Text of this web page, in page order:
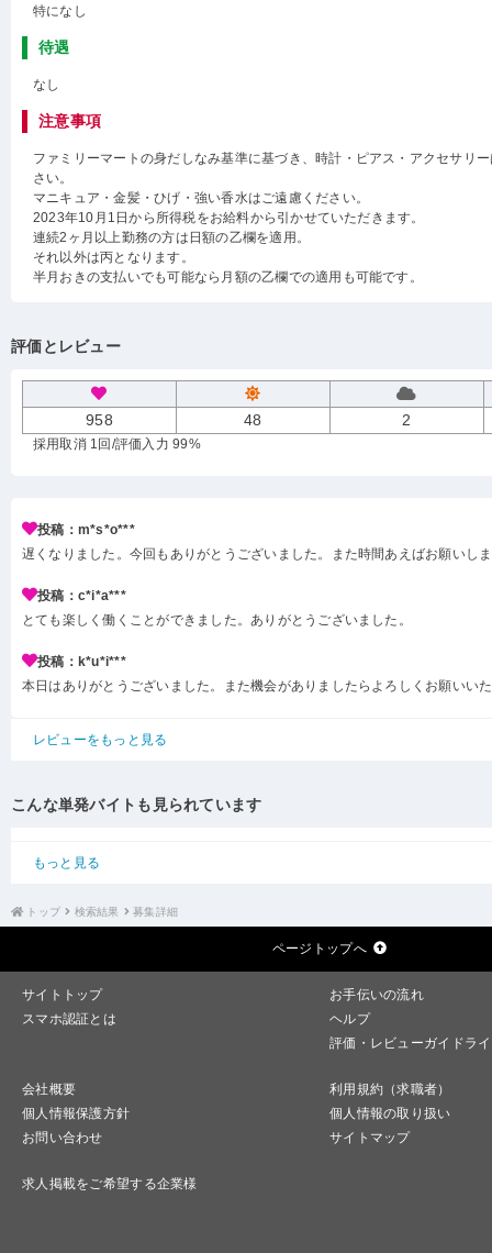
特になし
待遇
なし
注意事項
ファミリーマートの身だしなみ基準に基づき、時計・ピアス・アクセサリ
さい。
マニキュア・金髪・ひげ・強い香水はご遠慮ください。
2023年10月1日から所得税をお給料から引かせていただきます。
連続2ヶ月以上勤務の方は日額の乙欄を適用。
それ以外は丙となります。
半月おきの支払いでも可能なら月額の乙欄での適用も可能です。
評価とレビュー
958 48 2
採用取消 1回 /評価入力 99%
投稿：m*s*o***
遅くなりました。今回もありがとうございました。また時間あえばお願いし
投稿：c*i*a***
とても楽しく働くことができました。ありがとうございました。
投稿：k*u*i***
本日はありがとうございました。また機会がありましたらよろしくお願いい
レビューをもっと見る
こんな単発バイトも見られています
もっと見る
トップ 検索結果 募集詳細
ページトップへ
サイトトップ
お手伝いの流れ
スマホ認証とは
ヘルプ
評価・レビューガイドラ
会社概要
利用規約（求職者）
個人情報保護方針
個人情報の取り扱い
お問い合わせ
サイトマップ
求人掲載をご希望する企業様